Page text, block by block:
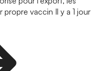
propre vaccin Il y a 1 jour